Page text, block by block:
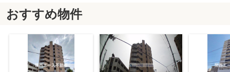
おすすめ物件